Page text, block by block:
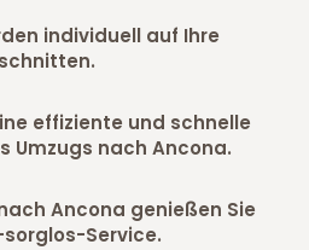
individuell auf Ihre
effiziente und schnelle
Umzugs nach Ancona.
Ancona genießen Sie
Service.